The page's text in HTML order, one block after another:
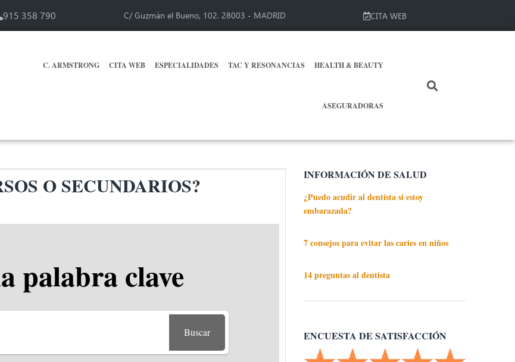
915 358 790 C/ Guzmán el Bueno, 102. 28003 - MADRID CITA WEB
C. ARMSTRONG CITA WEB ESPECIALIDADES TAC Y RESONANCIAS HEALTH & BEAUTY
ASEGURADORAS
O SECUNDARIOS?
palabra clave
Buscar
INFORMACIÓN DE SALUD
¿Puedo acudir al dentista si estoy
embarazada?
7 consejos para evitar las caries en niños
14 preguntas al dentista
ENCUESTA DE SATISFACCIÓN